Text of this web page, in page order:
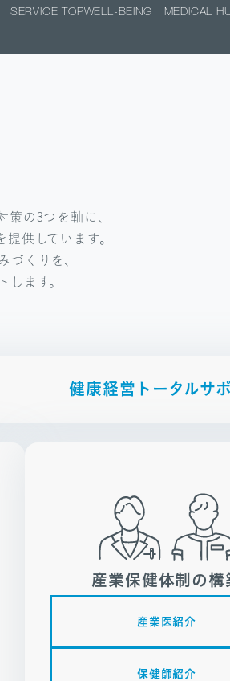
SERVICE TOPWELL-BEING MEDICAL
の3つを軸に、
供しています。
づくりを、
ます。
健康経営トータルサ
産業保健体制の構
産業医紹介
保健師紹介